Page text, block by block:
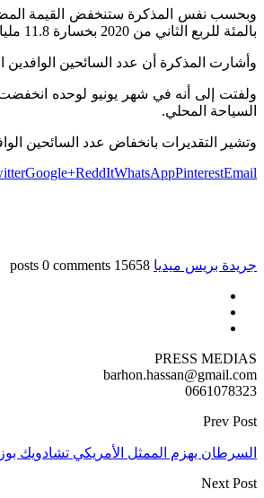
بالمئة للربع الثاني من 2020 بخسارة 11.8 مليار درهم
وأشارت المذكرة أن عدد السائحين الوافدين انخفض بنسبة 63٪ في نهاية يونيو 2020، فيما تراجعت نسبة المبيت في
السياحة المحلي.
وتشير التقديرات بانخفاض عدد السائحين الوافدين بنسبة 69٪ ، مما يشكل تراجعا في عائدات العملة الصعبة بنسبة 60٪
Google+ReddItWhatsAppPinterestEmail
جريدة بريس ميديا 15658 posts
0 comments
PRESS MEDIAS
barhon.hassan@gmail.com
0661078323
Prev Post
السرطان يهزم الممثل الأمريكي تشادويك بوزمان
Next Post